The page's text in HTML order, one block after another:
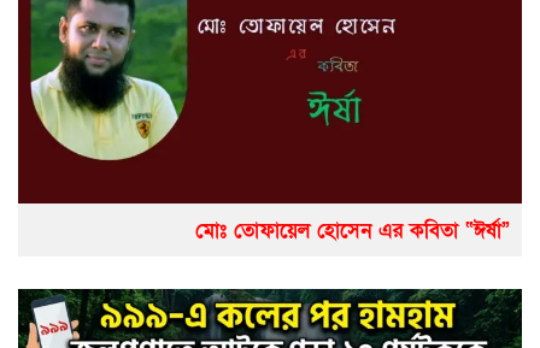
মোঃ তোফায়েল হোসেন এর কবিতা “ঈর্ষা”